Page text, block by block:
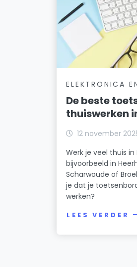
ELEKTRONICA
De beste
thuiswerken
12 november
Werk je veel thuis in
bijvoorbeeld in
Scharwoude of
je dat je
werken?
LEES VERDER